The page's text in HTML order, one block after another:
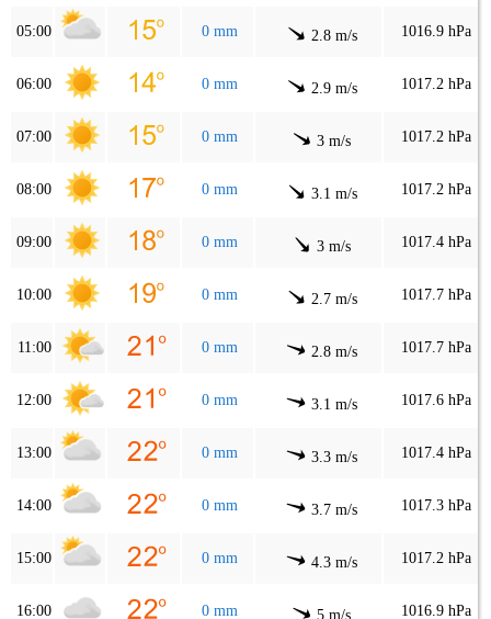
05:00 0 mm 2.8 m/s 1016.9 hPa
06:00 0 mm 2.9 m/s 1017.2 hPa
07:00 0 mm 3 m/s 1017.2 hPa
08:00 0 mm 3.1 m/s 1017.2 hPa
09:00 0 mm 3 m/s 1017.4 hPa
10:00 0 mm 2.7 m/s 1017.7 hPa
11:00 0 mm 2.8 m/s 1017.7 hPa
12:00 0 mm 3.1 m/s 1017.6 hPa
13:00 0 mm 3.3 m/s 1017.4 hPa
14:00 0 mm 3.7 m/s 1017.3 hPa
15:00 0 mm 4.3 m/s 1017.2 hPa
16:00 0 mm 5 m/s 1016.9 hPa